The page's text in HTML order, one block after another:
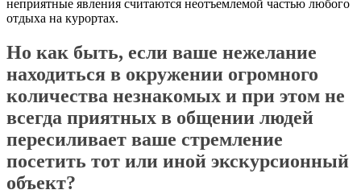
неприятные явления считаются неотъемлемой частью любого
отдыха на курортах.
Но как быть, если ваше нежелание
находиться в окружении огромного
количества незнакомых и при этом не
всегда приятных в общении людей
пересиливает ваше стремление
посетить тот или иной экскурсионный
объект?